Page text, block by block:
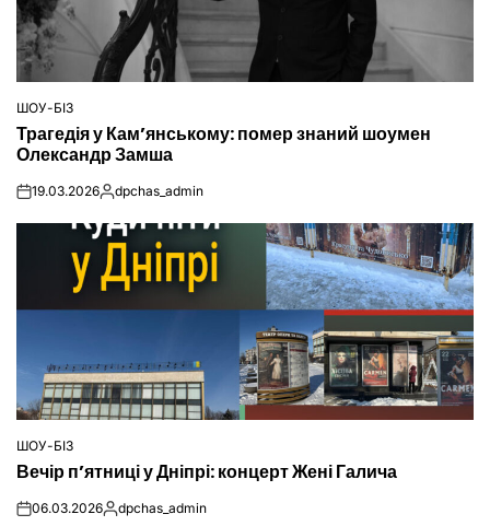
ОПУБЛІКУВАТИ
ШОУ-БІЗ
Трагедія у Кам’янському: помер знаний шоумен
Олександр Замша
on19.03.2026Опубліковано
dpchas_admin
ОПУБЛІКУВАТИ
У
ШОУ-БІЗ
Вечір п’ятниці у Дніпрі: концерт Жені Галича
on06.03.2026Опубліковано
dpchas_admin